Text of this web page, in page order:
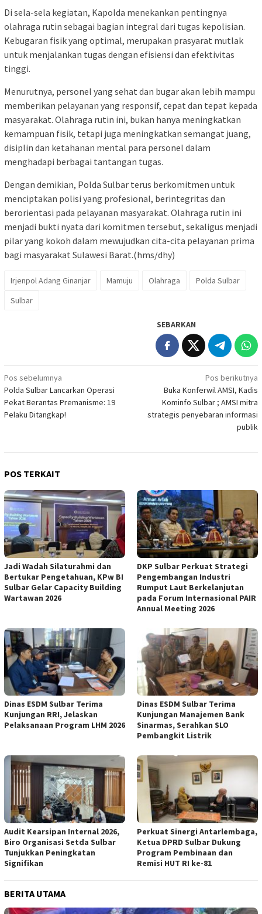
Di sela-sela kegiatan, Kapolda menekankan pentingnya
olahraga rutin sebagai bagian integral dari tugas kepolisian.
Kebugaran fisik yang optimal, merupakan prasyarat mutlak
untuk menjalankan tugas dengan efisiensi dan efektivitas
tinggi.
Menurutnya, personel yang sehat dan bugar akan lebih mampu
memberikan pelayanan yang responsif, cepat dan tepat kepada
masyarakat. Olahraga rutin ini, bukan hanya meningkatkan
kemampuan fisik, tetapi juga meningkatkan semangat juang,
disiplin dan ketahanan mental para personel dalam
menghadapi berbagai tantangan tugas.
Dengan demikian, Polda Sulbar terus berkomitmen untuk
menciptakan polisi yang profesional, berintegritas dan
berorientasi pada pelayanan masyarakat. Olahraga rutin ini
menjadi bukti nyata dari komitmen tersebut, sekaligus menjadi
pilar yang kokoh dalam mewujudkan cita-cita pelayanan prima
bagi masyarakat Sulawesi Barat.(hms/dhy)
Irjenpol Adang Ginanjar Mamuju Olahraga
Polda Sulbar
Sulbar
SEBARKAN
Navigasi
pos
Pos sebelumnya
Polda Sulbar Lancarkan Operasi
Pekat Berantas Premanisme: 19
Pelaku Ditangkap!
Pos berikutnya
Buka Konferwil AMSI, Kadis
Kominfo Sulbar ; AMSI mitra
strategis penyebaran informasi
publik
POS TERKAIT
Jadi Wadah Silaturahmi dan
Bertukar Pengetahuan, KPw BI
Sulbar Gelar Capacity Building
Wartawan 2026
DKP Sulbar Perkuat Strategi
Pengembangan Industri
Rumput Laut Berkelanjutan
pada Forum Internasional PAIR
Annual Meeting 2026
Dinas ESDM Sulbar Terima
Kunjungan RRI, Jelaskan
Pelaksanaan Program LHM 2026
Dinas ESDM Sulbar Terima
Kunjungan Manajemen Bank
Sinarmas, Serahkan SLO
Pembangkit Listrik
Audit Kearsipan Internal 2026,
Biro Organisasi Setda Sulbar
Tunjukkan Peningkatan
Signifikan
Perkuat Sinergi Antarlembaga,
Ketua DPRD Sulbar Dukung
Program Pembinaan dan
Remisi HUT RI ke-81
BERITA UTAMA